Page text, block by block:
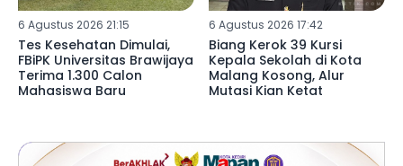
6 Agustus 2026 21:15
Tes Kesehatan Dimulai,
FBiPK Universitas Brawijaya
Terima 1.300 Calon
Mahasiswa Baru
6 Agustus 2026 17:42
Biang Kerok 39 Kursi
Kepala Sekolah di Kota
Malang Kosong, Alur
Mutasi Kian Ketat